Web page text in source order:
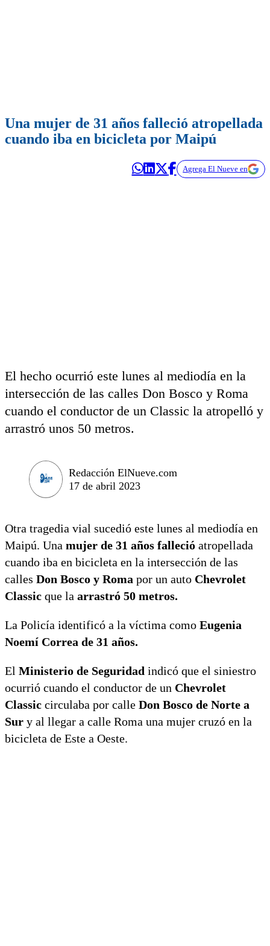
Una mujer de 31 años falleció atropellada
cuando iba en bicicleta por Maipú
Agrega El Nueve en
El hecho ocurrió este lunes al mediodía en la
intersección de las calles Don Bosco y Roma
cuando el conductor de un Classic la atropelló y
arrastró unos 50 metros.
Redacción ElNueve.com
17 de abril 2023
Otra tragedia vial sucedió este lunes al mediodía en
Maipú. Una mujer de 31 años falleció atropellada
cuando iba en bicicleta en la intersección de las
calles Don Bosco y Roma por un auto Chevrolet
Classic que la arrastró 50 metros.
La Policía identificó a la víctima como Eugenia
Noemí Correa de 31 años.
El Ministerio de Seguridad indicó que el siniestro
ocurrió cuando el conductor de un Chevrolet
Classic circulaba por calle Don Bosco de Norte a
Sur y al llegar a calle Roma una mujer cruzó en la
bicicleta de Este a Oeste.